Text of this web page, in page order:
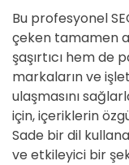
Bu profesyonel
çeken tamamen
şaşırtıcı hem de
markaların ve
ulaşmasını
için, içeriklerin
Sade bir dil
ve etkileyici bir